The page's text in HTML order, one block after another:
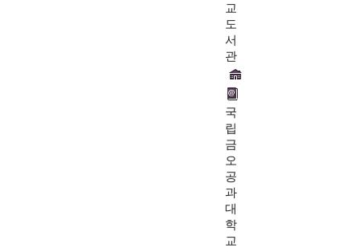
교
도
서
관
국
립
금
오
공
과
대
학
교